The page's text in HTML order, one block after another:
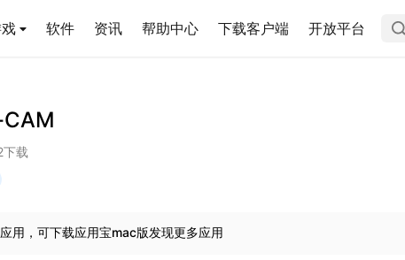
软件 资讯 帮助中心 下载客户端 开放平台
载
用，可下载应用宝mac版发现更多应用